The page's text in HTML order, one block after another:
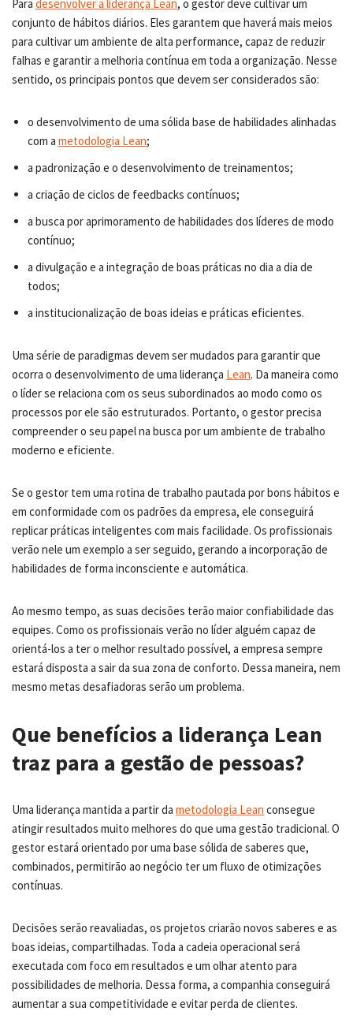
Para desenvolver a liderança Lean, o gestor deve cultivar um
conjunto de hábitos diários. Eles garantem que haverá mais meios
para cultivar um ambiente de alta performance, capaz de reduzir
falhas e garantir a melhoria contínua em toda a organização. Nesse
sentido, os principais pontos que devem ser considerados são:
o desenvolvimento de uma sólida base de habilidades alinhadas
com a metodologia Lean;
a padronização e o desenvolvimento de treinamentos;
a criação de ciclos de feedbacks contínuos;
a busca por aprimoramento de habilidades dos líderes de modo
contínuo;
a divulgação e a integração de boas práticas no dia a dia de
todos;
a institucionalização de boas ideias e práticas eficientes.
Uma série de paradigmas devem ser mudados para garantir que
ocorra o desenvolvimento de uma liderança Lean. Da maneira como
o líder se relaciona com os seus subordinados ao modo como os
processos por ele são estruturados. Portanto, o gestor precisa
compreender o seu papel na busca por um ambiente de trabalho
moderno e eficiente.
Se o gestor tem uma rotina de trabalho pautada por bons hábitos e
em conformidade com os padrões da empresa, ele conseguirá
replicar práticas inteligentes com mais facilidade. Os profissionais
verão nele um exemplo a ser seguido, gerando a incorporação de
habilidades de forma inconsciente e automática.
Ao mesmo tempo, as suas decisões terão maior confiabilidade das
equipes. Como os profissionais verão no líder alguém capaz de
orientá-los a ter o melhor resultado possível, a empresa sempre
estará disposta a sair da sua zona de conforto. Dessa maneira, nem
mesmo metas desafiadoras serão um problema.
Que benefícios a liderança Lean
traz para a gestão de pessoas?
Uma liderança mantida a partir da metodologia Lean consegue
atingir resultados muito melhores do que uma gestão tradicional. O
gestor estará orientado por uma base sólida de saberes que,
combinados, permitirão ao negócio ter um fluxo de otimizações
contínuas.
Decisões serão reavaliadas, os projetos criarão novos saberes e as
boas ideias, compartilhadas. Toda a cadeia operacional será
executada com foco em resultados e um olhar atento para
possibilidades de melhoria. Dessa forma, a companhia conseguirá
aumentar a sua competitividade e evitar perda de clientes.